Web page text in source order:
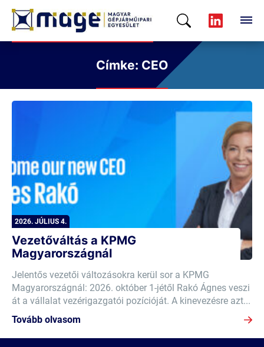
Címke: CEO
2026. JÚLIUS 4.
Vezetőváltás a KPMG
Magyarországnál
Jelentős vezetői változásokra kerül sor a KPMG
Magyarországnál: 2026. október 1-jétől Rakó Ágnes veszi
át a vállalat vezérigazgatói pozícióját. A kinevezésre azt...
Tovább olvasom